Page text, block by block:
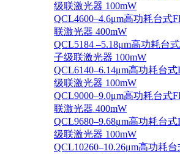
级联激光器 100mW
QCL4600–4.6μm高功耗台式
联激光器 400mW
QCL5184 –5.18μm高功耗台
子级联激光器 100mW
QCL6140–6.14μm高功耗台
级联激光器 100mW
QCL9000–9.0μm高功耗台式
联激光器 400mW
QCL9680–9.68μm高功耗台
级联激光器 100mW
QCL10260–10.26μm高功耗